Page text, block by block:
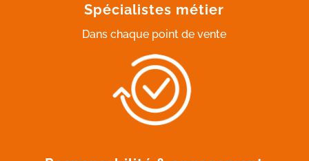
Spécialistes métier
Dans chaque point de vente